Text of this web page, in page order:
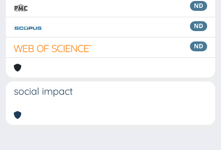
ND
ND
ND
social impact